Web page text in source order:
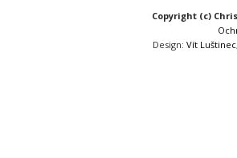
Copyright (c)
Design:Vít Luštinec